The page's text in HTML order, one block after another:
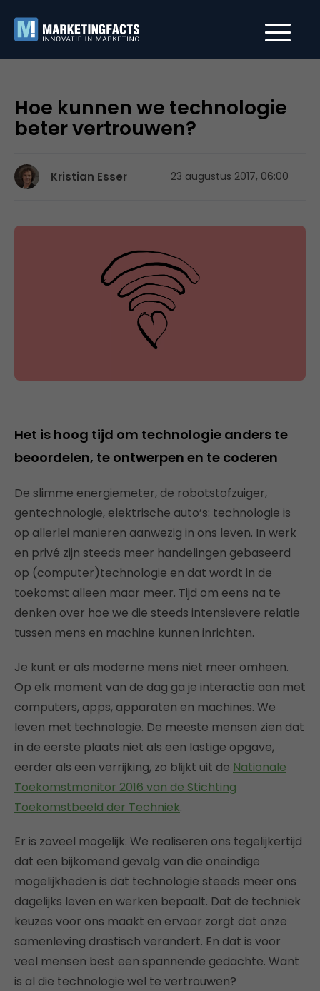
Hoe kunnen we technologie
beter vertrouwen?
Kristian Esser 23 augustus 2017, 06:00
Het is hoog tijd om technologie anders te
beoordelen, te ontwerpen en te coderen
De slimme energiemeter, de robotstofzuiger,
gentechnologie, elektrische auto’s: technologie is
op allerlei manieren aanwezig in ons leven. In werk
en privé zijn steeds meer handelingen gebaseerd
op (computer)technologie en dat wordt in de
toekomst alleen maar meer. Tijd om eens na te
denken over hoe we die steeds intensievere relatie
tussen mens en machine kunnen inrichten.
Je kunt er als moderne mens niet meer omheen.
Op elk moment van de dag ga je interactie aan met
computers, apps, apparaten en machines. We
leven met technologie. De meeste mensen zien dat
in de eerste plaats niet als een lastige opgave,
eerder als een verrijking, zo blijkt uit de Nationale
Toekomstmonitor 2016 van de Stichting
Toekomstbeeld der Techniek.
Er is zoveel mogelijk. We realiseren ons tegelijkertijd
dat een bijkomend gevolg van die oneindige
mogelijkheden is dat technologie steeds meer ons
dagelijks leven en werken bepaalt. Dat de techniek
keuzes voor ons maakt en ervoor zorgt dat onze
samenleving drastisch verandert. En dat is voor
veel mensen best een spannende gedachte. Want
is al die technologie wel te vertrouwen?